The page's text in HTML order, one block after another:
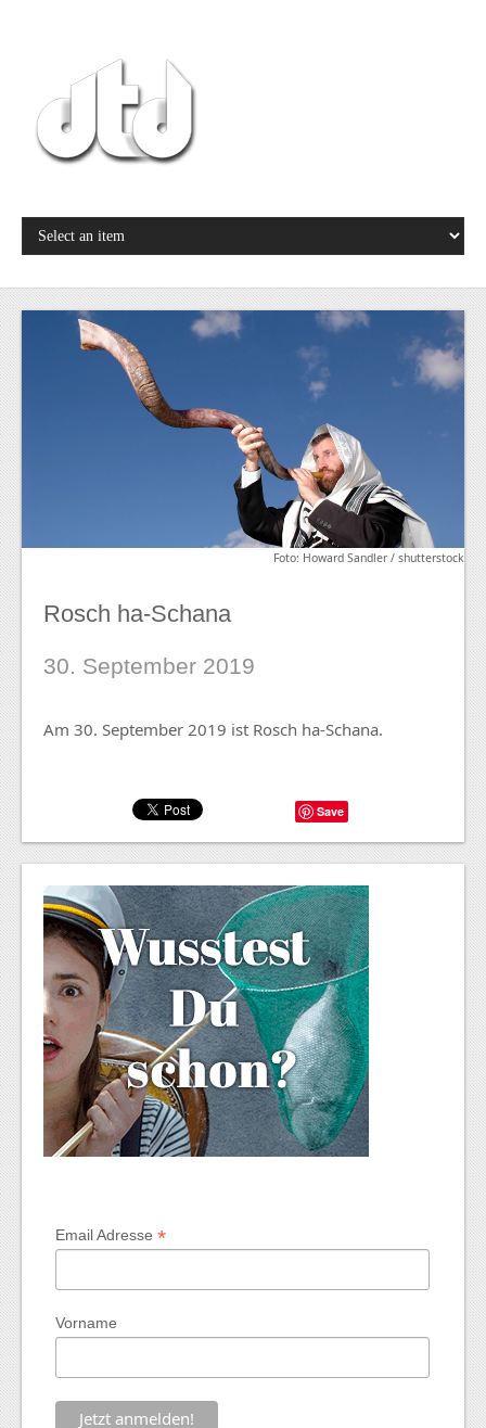
Foto: Howard Sandler / shutterstock
Rosch ha-Schana
30. September 2019
Am 30. September 2019 ist Rosch ha-Schana.
Save
Email Adresse*
Vorname